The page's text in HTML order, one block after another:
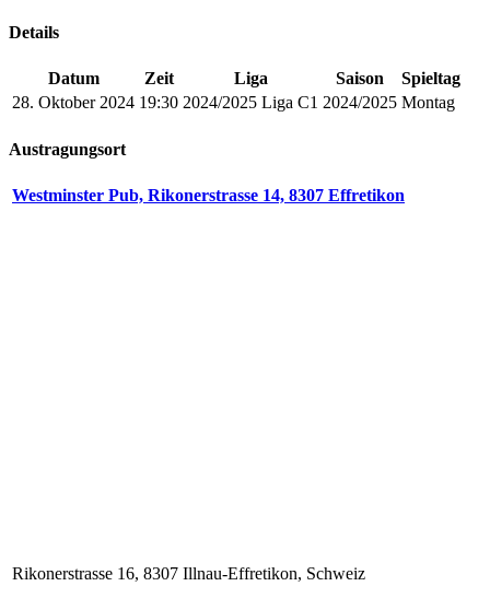
Details
Datum Zeit Liga Saison
Spieltag
28. Oktober 2024 19:30 2024/2025 Liga C1 2024/2025 Montag
Austragungsort
Westminster Pub, Rikonerstrasse 14, 8307 Effretikon
Rikonerstrasse 16, 8307 Illnau-Effretikon, Schweiz